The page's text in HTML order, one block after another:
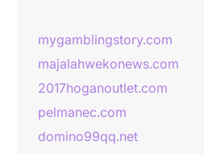
mygamblingstory.com
majalahwekonews.com
2017hoganoutlet.com
pelmanec.com
domino99qq.net